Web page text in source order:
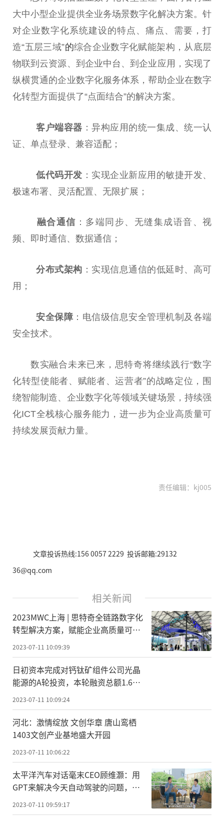
大中小型企业提供全业务场景数字化解决方案。针
对企业数字化系统建设的特点、痛点、需要，打
造“五层三域”的综合企业数字化赋能架构，从底层
物联到云资源、到企业中台、到企业应用，实现了
纵横贯通的企业数字化服务体系，帮助企业在数字
化转型方面提供了“点面结合”的解决方案。
客户端容器 ：异构应用的统一集成、统一认
证、单点登录、兼容适配；
低代码开发 ：实现企业新应用的敏捷开发、
极速布署、灵活配置、无限扩展；
融合通信 ：多端同步、无缝集成语音、视
频、即时通信、数据通信；
分布式架构 ：实现信息通信的低延时、高可
用；
安全保障 ：电信级信息安全管理机制及各端
安全技术。
数实融合未来已来，思特奇将继续践行“数字
化转型使能者、赋能者、运营者”的战略定位，围
绕智能制造、企业数字化等领域关键场景，持续强
化ICT全栈核心服务能力，进一步为企业高质量可
持续发展贡献力量。
责任编辑：kj005
文章投诉热线:156 0057 2229 投诉邮箱:29132
36@qq.com
相关新闻
2023MWC上海 | 思特奇全链路数字化
转型解决方案，赋能企业高质量可持
续发展
2023-07-11 10:09:39
日初资本完成对钙钛矿组件公司光晶
能源的A轮投资，本轮融资总额1.6亿
元
2023-07-11 10:09:24
河北：激情绽放 文创华章 唐山鸾栖
1403文创产业基地盛大开园
2023-07-11 10:06:22
太平洋汽车对话毫末CEO顾维灏：用
GPT来解决今天自动驾驶的问题，自
2023-07-11 09:59:17